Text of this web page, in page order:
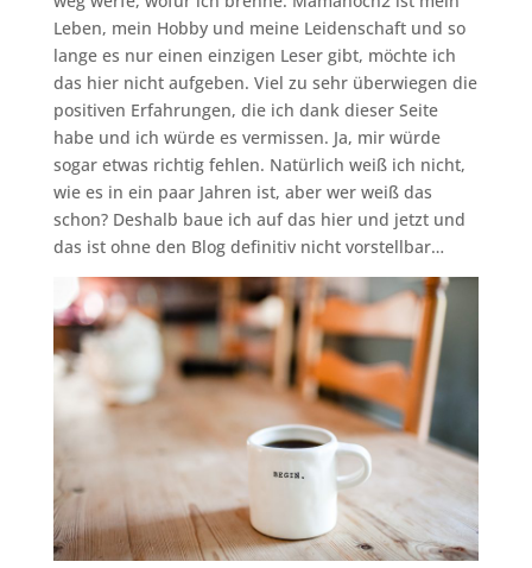
Leben, mein Hobby und meine Leidenschaft und so
lange es nur einen einzigen Leser gibt, möchte ich
das hier nicht aufgeben. Viel zu sehr überwiegen die
positiven Erfahrungen, die ich dank dieser Seite
habe und ich würde es vermissen. Ja, mir würde
sogar etwas richtig fehlen. Natürlich weiß ich nicht,
wie es in ein paar Jahren ist, aber wer weiß das
schon? Deshalb baue ich auf das hier und jetzt und
das ist ohne den Blog definitiv nicht vorstellbar…